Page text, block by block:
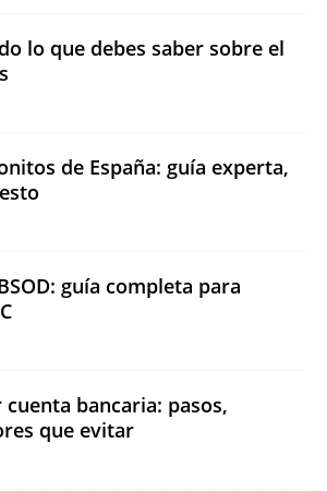
lo que debes saber sobre el
de España: guía experta,
guía completa para
bancaria: pasos,
que evitar